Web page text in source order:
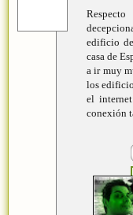
edificio
casa de
a ir muy
los
el
conexión